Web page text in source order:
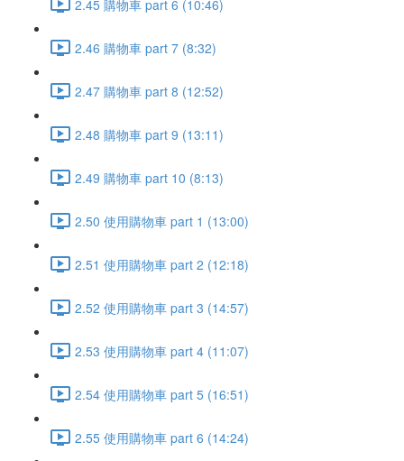
2.45 購物車 part 6 (10:46)
2.46 購物車 part 7 (8:32)
2.47 購物車 part 8 (12:52)
2.48 購物車 part 9 (13:11)
2.49 購物車 part 10 (8:13)
2.50 使用購物車 part 1 (13:00)
2.51 使用購物車 part 2 (12:18)
2.52 使用購物車 part 3 (14:57)
2.53 使用購物車 part 4 (11:07)
2.54 使用購物車 part 5 (16:51)
2.55 使用購物車 part 6 (14:24)